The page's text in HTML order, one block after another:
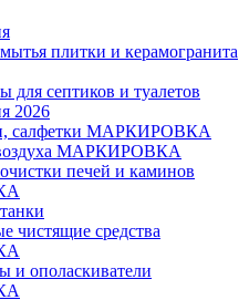
плитки и керамогранита
для септиков и туалетов
2026
салфетки МАРКИРОВКА
МАРКИРОВКА
печей и каминов
чистящие средства
и ополаскиватели